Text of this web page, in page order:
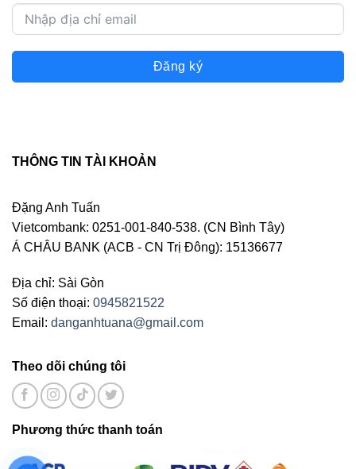
Đăng ký
THÔNG TIN TÀI KHOẢN
Đặng Anh Tuấn
Vietcombank: 0251-001-840-538. (CN Bình Tây)
Á CHÂU BANK (ACB - CN Trị Đông): 15136677
Địa chỉ: Sài Gòn
Số điện thoại: 0945821522
Email: danganhtuana@gmail.com
Theo dõi chúng tôi
Phương thức thanh toán